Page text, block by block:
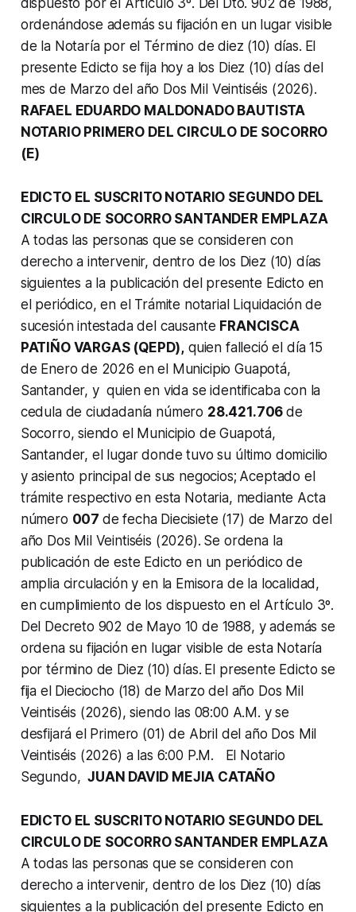
ordenándose además su fijación en un lugar visible
de la Notaría por el Término de diez (10) días. El
presente Edicto se fija hoy a los Diez (10) días del
mes de Marzo del año Dos Mil Veintiséis (2026).
RAFAEL EDUARDO MALDONADO BAUTISTA
NOTARIO PRIMERO DEL CIRCULO DE SOCORRO
(E)
EDICTO EL SUSCRITO NOTARIO SEGUNDO DEL
CIRCULO DE SOCORRO SANTANDER EMPLAZA
A todas las personas que se consideren con
derecho a intervenir, dentro de los Diez (10) días
siguientes a la publicación del presente Edicto en
el periódico, en el Trámite notarial Liquidación de
sucesión intestada del causante FRANCISCA
PATIÑO VARGAS (QEPD), quien falleció el día 15
de Enero de 2026 en el Municipio Guapotá,
Santander, y quien en vida se identificaba con la
cedula de ciudadanía número 28.421.706de
Socorro, siendo el Municipio de Guapotá,
Santander, el lugar donde tuvo su último domicilio
y asiento principal de sus negocios; Aceptado el
trámite respectivo en esta Notaria, mediante Acta
número 007 de fecha Diecisiete (17) de Marzo del
año Dos Mil Veintiséis (2026). Se ordena la
publicación de este Edicto en un periódico de
amplia circulación y en la Emisora de la localidad,
en cumplimiento de los dispuesto en el Artículo 3º.
Del Decreto 902 de Mayo 10 de 1988, y además se
ordena su fijación en lugar visible de esta Notaría
por término de Diez (10) días. El presente Edicto se
fija el Dieciocho (18) de Marzo del año Dos Mil
Veintiséis (2026), siendo las 08:00 A.M. y se
desfijará el Primero (01) de Abril del año Dos Mil
Veintiséis (2026) a las 6:00 P.M. El Notario
Segundo, JUAN DAVID MEJIA CATAÑO
EDICTO EL SUSCRITO NOTARIO SEGUNDO DEL
CIRCULO DE SOCORRO SANTANDER EMPLAZA
A todas las personas que se consideren con
derecho a intervenir, dentro de los Diez (10) días
siguientes a la publicación del presente Edicto en